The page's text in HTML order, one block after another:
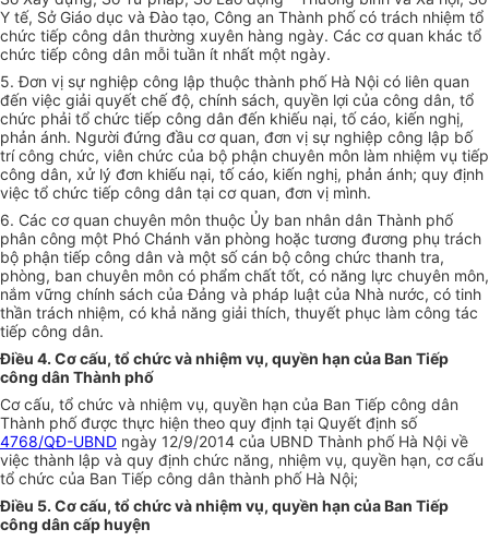
Y tế, Sở Giáo dục và Đào tạo, Công an Thành phố có trách nhiệm tổ
chức tiếp công dân thường xuyên hàng ngày. Các cơ quan khác tổ
chức tiếp công dân mỗi tuần ít nhất một ngày.
5. Đơn vị sự nghiệp công lập thuộc thành phố Hà Nội có liên quan
đến việc giải quyết chế độ, chính sách, quyền lợi của công dân, tổ
chức phải tổ chức tiếp công dân đến khiếu nại, tố cáo, kiến nghị,
phản ánh. Người đứng đầu cơ quan, đơn vị sự nghiệp công lập bố
trí công chức, viên chức của bộ phận chuyên môn làm nhiệm vụ tiếp
công dân, xử lý đơn khiếu nại, tố cáo, kiến nghị, phản ánh; quy định
việc tổ chức tiếp công dân tại cơ quan, đơn vị mình.
6. Các cơ quan chuyên môn thuộc Ủy ban nhân dân Thành phố
phân công một Phó Chánh văn phòng hoặc tương đương phụ trách
bộ phận tiếp công dân và một số cán bộ công chức thanh tra,
phòng, ban chuyên môn có phẩm chất tốt, có năng lực chuyên môn,
nắm vững chính sách của Đảng và pháp luật của Nhà nước, có tinh
thần trách nhiệm, có khả năng giải thích, thuyết phục làm công tác
tiếp công dân.
Điều 4. Cơ cấu, tổ chức và nhiệm vụ, quyền hạn của Ban Tiếp
công dân Thành phố
Cơ cấu, tổ chức và nhiệm vụ, quyền hạn của Ban Tiếp công dân
Thành phố được thực hiện theo quy định tại Quyết định số
4768/QĐ-UBND ngày 12/9/2014 của UBND Thành phố Hà Nội về
việc thành lập và quy định chức năng, nhiệm vụ, quyền hạn, cơ cấu
tổ chức của Ban Tiếp công dân thành phố Hà Nội;
Điều 5. Cơ cấu, tổ chức và nhiệm vụ, quyền hạn của Ban Tiếp
công dân cấp huyện